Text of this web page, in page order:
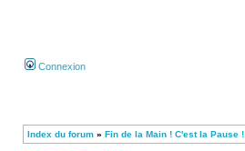
Connexion
Index du forum » Fin de la Main ! C'est la Pause !